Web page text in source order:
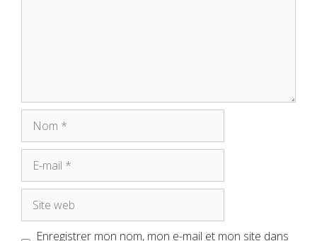
mail
web
Enregistrer mon nom, mon e-mail et mon site dans